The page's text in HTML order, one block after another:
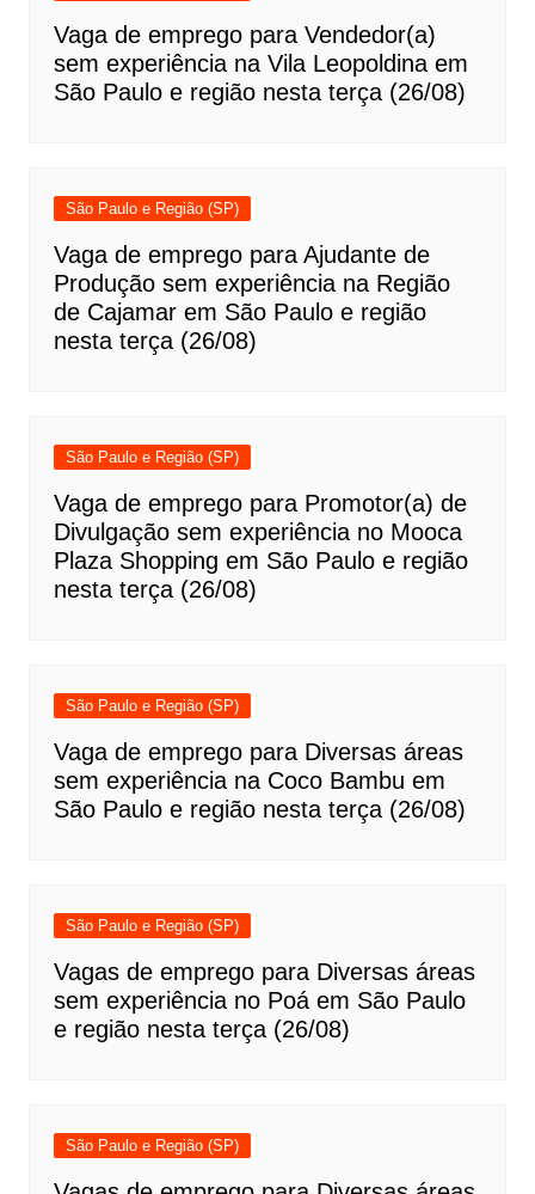
Vaga de emprego para Vendedor(a)
sem experiência na Vila Leopoldina em
São Paulo e região nesta terça (26/08)
São Paulo e Região (SP)
Vaga de emprego para Ajudante de
Produção sem experiência na Região
de Cajamar em São Paulo e região
nesta terça (26/08)
São Paulo e Região (SP)
Vaga de emprego para Promotor(a) de
Divulgação sem experiência no Mooca
Plaza Shopping em São Paulo e região
nesta terça (26/08)
São Paulo e Região (SP)
Vaga de emprego para Diversas áreas
sem experiência na Coco Bambu em
São Paulo e região nesta terça (26/08)
São Paulo e Região (SP)
Vagas de emprego para Diversas áreas
sem experiência no Poá em São Paulo
e região nesta terça (26/08)
São Paulo e Região (SP)